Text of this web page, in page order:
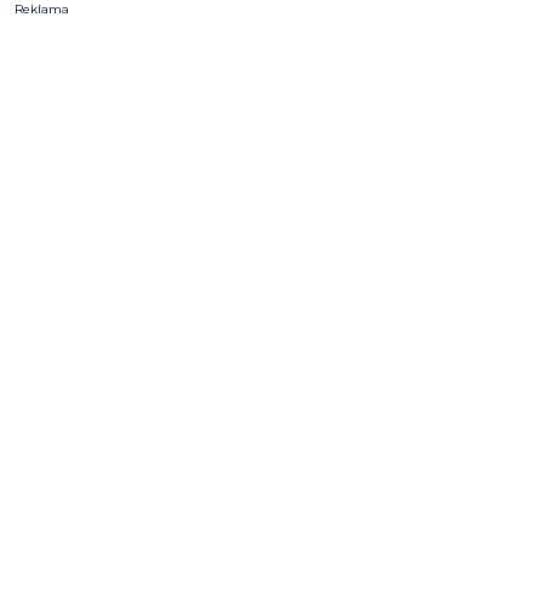
Reklama